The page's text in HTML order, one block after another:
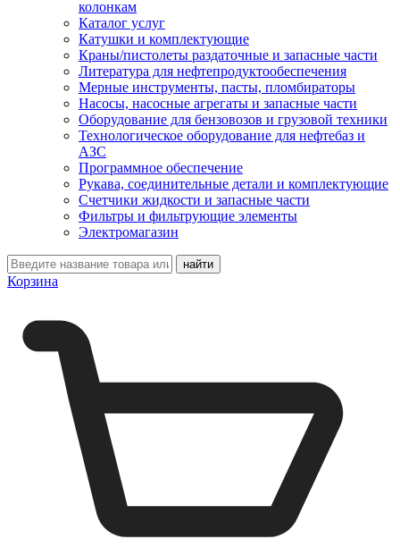
колонкам
Каталог услуг
Катушки и комплектующие
Краны/пистолеты раздаточные и запасные части
Литература для нефтепродуктообеспечения
Мерные инструменты, пасты, пломбираторы
Насосы, насосные агрегаты и запасные части
Оборудование для бензовозов и грузовой техники
Технологическое оборудование для нефтебаз и
АЗС
Программное обеспечение
Рукава, соединительные детали и комплектующие
Счетчики жидкости и запасные части
Фильтры и фильтрующие элементы
Электромагазин
Корзина